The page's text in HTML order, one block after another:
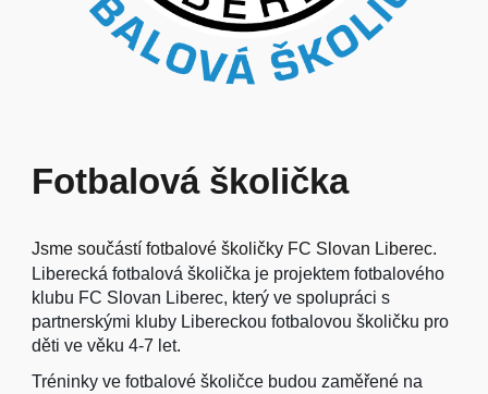
Fotbalová školička
Jsme součástí fotbalové školičky FC Slovan Liberec.
Liberecká fotbalová školička je projektem fotbalového
klubu FC Slovan Liberec, který ve spolupráci s
partnerskými kluby Libereckou fotbalovou školičku pro
děti ve věku 4-7 let.
Tréninky ve fotbalové školičce budou zaměřené na